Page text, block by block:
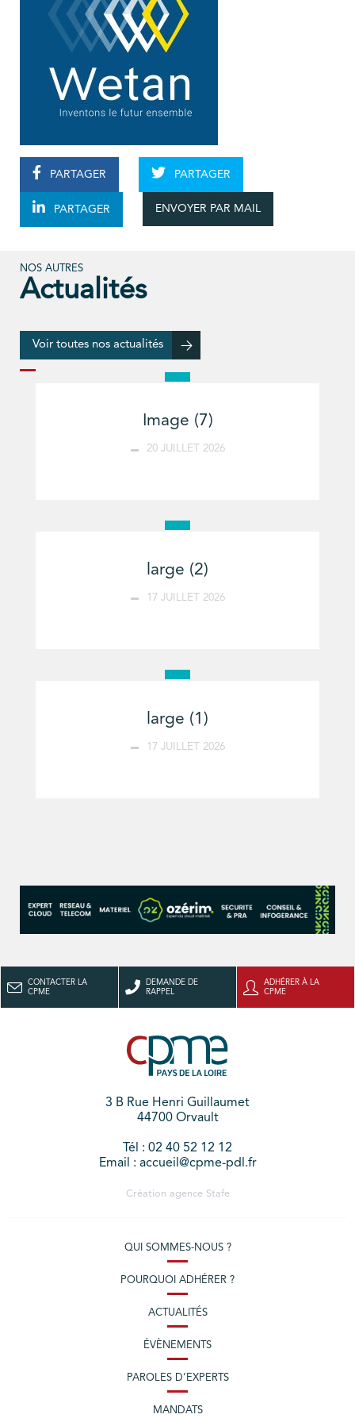
PARTAGER PARTAGER
PARTAGER ENVOYER PAR MAIL
NOS AUTRES
Actualités
Voir toutes nos actualités
Image (7)
20 JUILLET 2026
large (2)
17 JUILLET 2026
large (1)
17 JUILLET 2026
CONTACTER LA
CPME
DEMANDE DE
RAPPEL
ADHÉRER À LA
CPME
3 B Rue Henri Guillaumet
44700 Orvault
Tél : 02 40 52 12 12
Email : accueil@cpme-pdl.fr
Création agence Stafe
QUI SOMMES-NOUS ?
POURQUOI ADHÉRER ?
ACTUALITÉS
ÉVÈNEMENTS
PAROLES D’EXPERTS
MANDATS